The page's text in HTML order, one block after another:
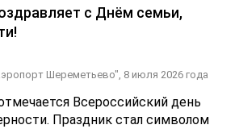
с Днём семьи,
Шереметьево", 8 июля 2026 года
Всероссийский день
Праздник стал символом